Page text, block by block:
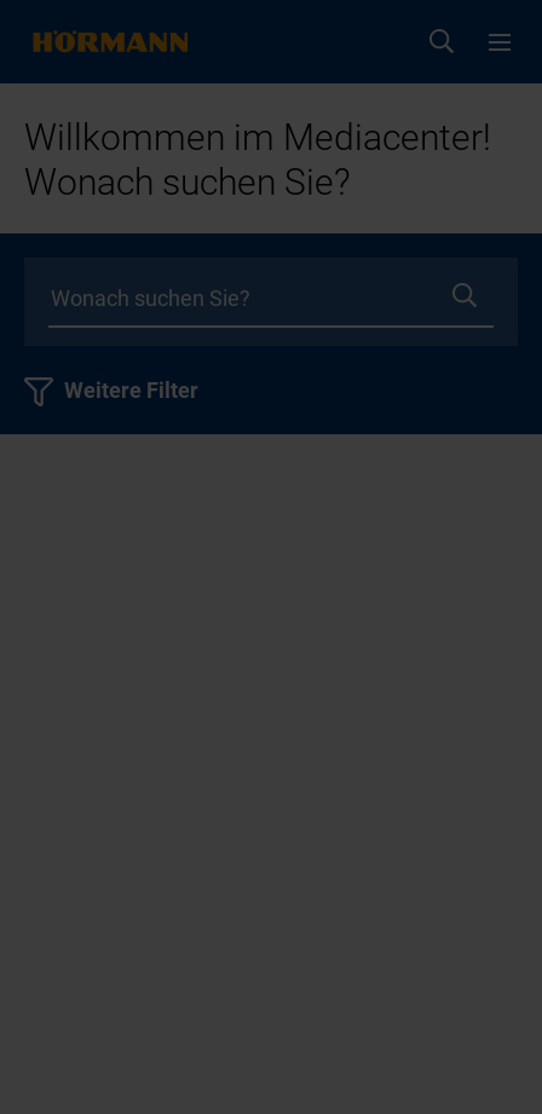
Willkommen im Mediacenter!
Wonach suchen Sie?
Weitere Filter